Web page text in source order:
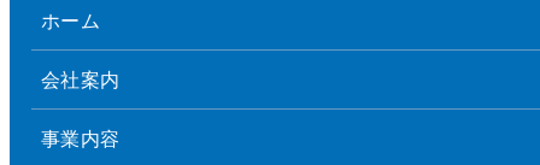
ホーム
会社案内
事業内容